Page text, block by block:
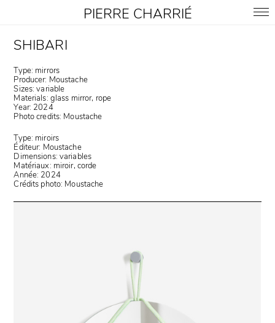
PIERRE CHARRIÉ
SHIBARI
Type: mirrors
Producer: Moustache
Sizes: variable
Materials: glass mirror, rope
Year: 2024
Photo credits: Moustache
Type: miroirs
Éditeur: Moustache
Dimensions: variables
Matériaux: miroir, corde
Année: 2024
Crédits photo: Moustache